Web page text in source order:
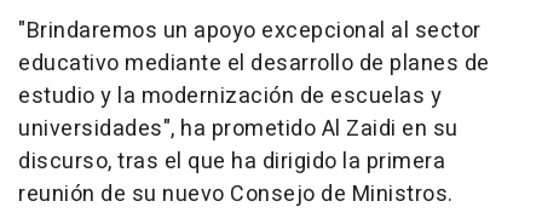
"Brindaremos un apoyo excepcional al sector
educativo mediante el desarrollo de planes de
estudio y la modernización de escuelas y
universidades", ha prometido Al Zaidi en su
discurso, tras el que ha dirigido la primera
reunión de su nuevo Consejo de Ministros.